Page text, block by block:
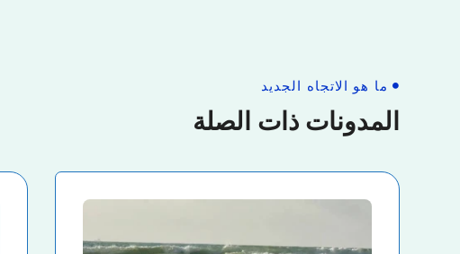
ما هو الاتجاه الجديد
المدونات ذات الصلة